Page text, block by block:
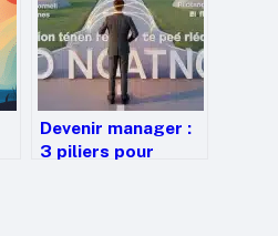
Devenir manager :
3 piliers pour